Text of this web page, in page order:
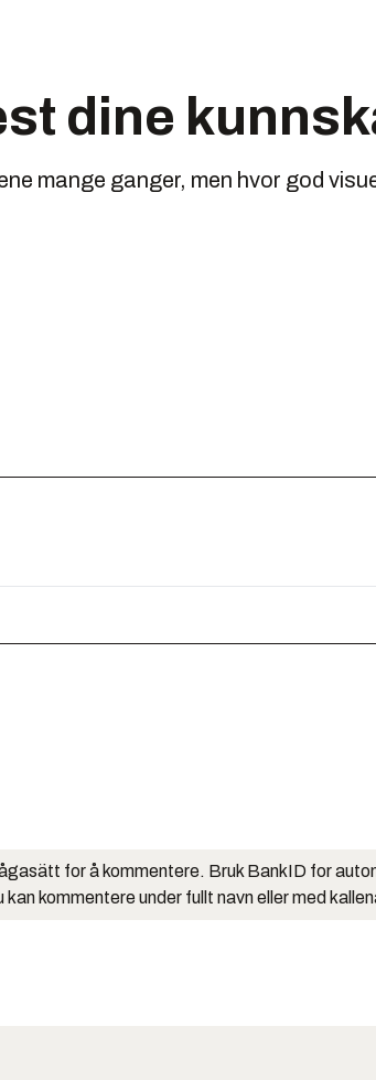
dine
mange ganger, men hvor god
for å kommentere. Bruk BankID for
kommentere under fullt navn eller med